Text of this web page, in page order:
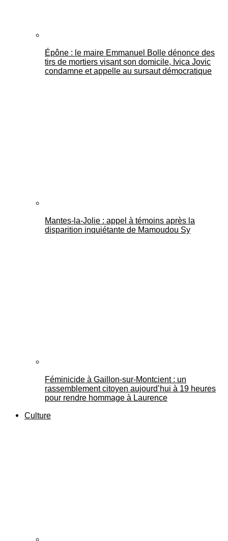
Épône : le maire Emmanuel Bolle dénonce des
tirs de mortiers visant son domicile, Ivica Jovic
condamne et appelle au sursaut démocratique
Mantes-la-Jolie : appel à témoins après la
disparition inquiétante de Mamoudou Sy
Féminicide à Gaillon‑sur‑Montcient : un
rassemblement citoyen aujourd’hui à 19 heures
pour rendre hommage à Laurence
Culture